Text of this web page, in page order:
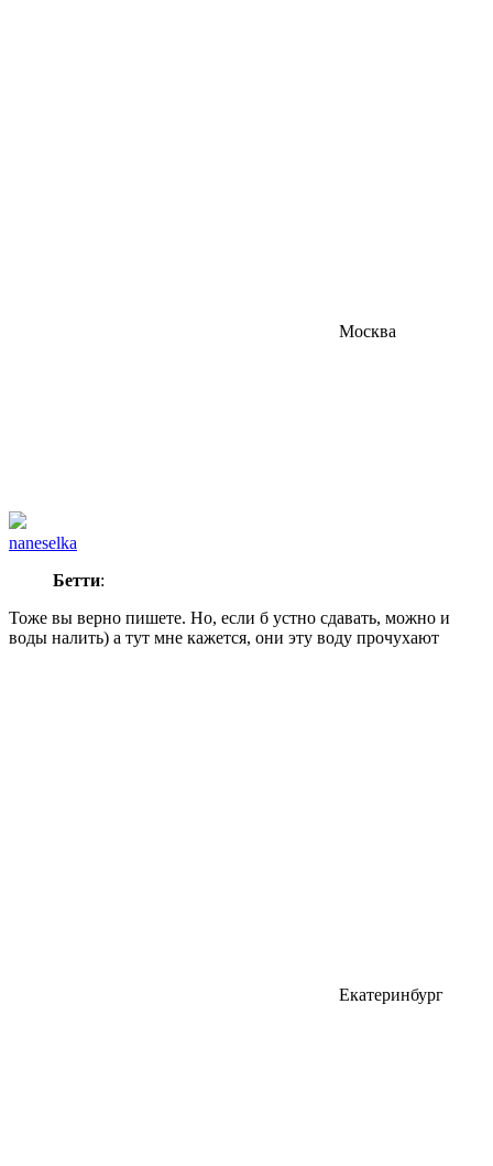
Москва
naneselka
Бeтти:
Тоже вы верно пишете. Но, если б устно сдавать, можно и
воды налить) а тут мне кажется, они эту воду прочухают
Екатеринбург